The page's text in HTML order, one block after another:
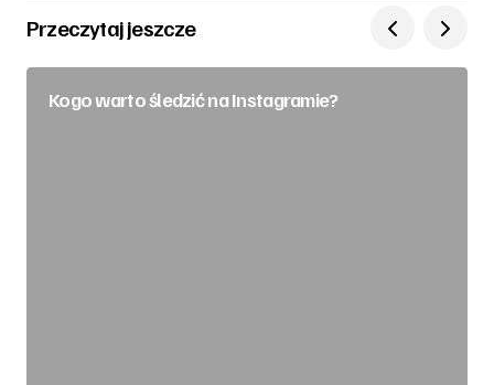
Przeczytaj jeszcze
Kogo warto śledzić na Instagramie?